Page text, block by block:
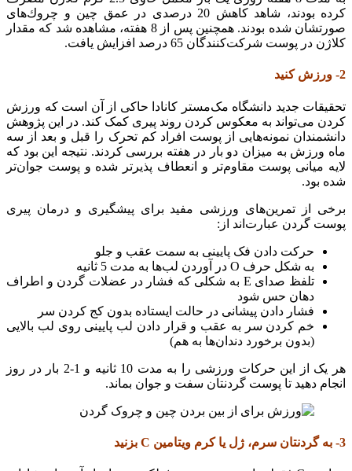
کرده بودند، شاهد كاهش 20 درصدی در عمق چین و چروك‌های
صورتشان شده بودند. همچنین پس از 8 هفته، مشاهده شد که مقدار
کلاژن در پوست شرکت‌کنندگان 65 درصد افزایش یافت.
2- ورزش کنید
تحقیقات جدید دانشگاه مک‌مستر کانادا حاکی از آن است که ورزش
کردن می‌تواند به معکوس کردن روند پیری کمک کند. در این پژوهش
دانشمندان نمونه‌هایی از پوست افراد کم تحرک را قبل و بعد از سه
ماه ورزش به میزان دو بار در هفته ​​بررسی کردند. نتیجه این بود که
لایه میانی پوست مقاوم‌تر و انعطاف ‌پذیرتر شده و پوست جوان‌تر
شده بود.
برخی از تمرین‌های ورزشی مفید برای پیشگیری و درمان پیری
پوست گردن عبارت‌اند از:
حرکت دادن فک پایینی به سمت عقب و جلو
به شکل حرف О در آوردن لب‌ها به مدت 5 ثانیه
تلفظ صدای E به شکلی که فشار در عضلات گردن و اطراف
دهان حس شود
فشار دادن پیشانی در حالت ایستاده بدون کج کردن سر
خم کردن سر به عقب و قرار دادن لب پایینی روی لب بالایی
(بدون برخورد دندان‌ها به هم)
هر یک از این حرکات ورزشی را به مدت 10 ثانیه و 1-2 بار در روز
انجام دهید تا پوست گردنتان سفت و جوان بماند.
3- به گردنتان سرم، ژل یا کرم ویتامین C بزنید